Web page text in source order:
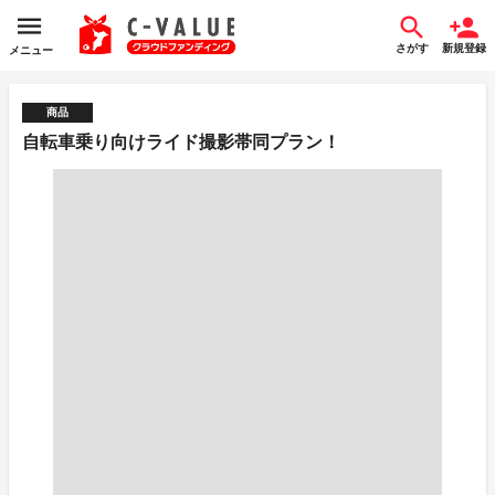
メニュー さがす 新規登録
商品
自転車乗り向けライド撮影帯同プラン！